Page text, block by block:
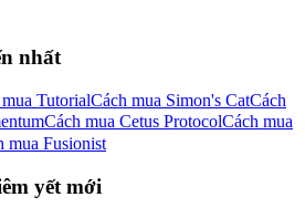
nhất
TutorialCách mua Simon's CatCách
Cách mua Cetus ProtocolCách mua
mua Fusionist
yết mới